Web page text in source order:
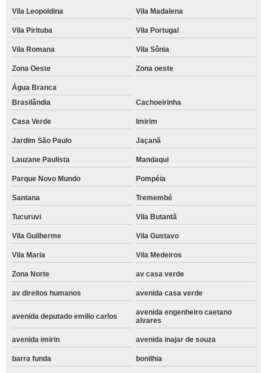
Vila Leopoldina Vila Madalena
Vila Pirituba Vila Portugal
Vila Romana Vila Sônia
Zona Oeste Zona oeste
Água Branca
Brasilândia
Cachoeirinha
Casa Verde Imirim
Jardim São Paulo Jaçanã
Lauzane Paulista Mandaqui
Parque Novo Mundo Pompéia
Santana Tremembé
Tucuruvi Vila Butantã
Vila Guilherme Vila Gustavo
Vila Maria Vila Medeiros
Zona Norte av casa verde
av direitos humanos avenida casa verde
avenida deputado emilio carlos
avenida engenheiro caetano
alvares
avenida imirin avenida inajar de souza
barra funda bonilhia